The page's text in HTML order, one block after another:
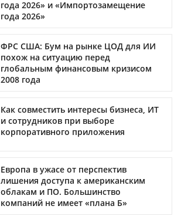
года 2026» и «Импортозамещение
года 2026»
ФРС США: Бум на рынке ЦОД для ИИ
похож на ситуацию перед
глобальным финансовым кризисом
2008 года
Как совместить интересы бизнеса, ИТ
и сотрудников при выборе
корпоративного приложения
Европа в ужасе от перспектив
лишения доступа к американским
облакам и ПО. Большинство
компаний не имеет «плана Б»